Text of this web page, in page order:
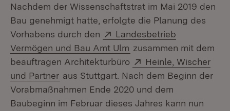
Nachdem der Wissenschaftstrat im Mai 2019 den
Bau genehmigt hatte, erfolgte die Planung des
Vorhabens durch den
Extern:
Landesbetrieb
Vermögen und Bau Amt Ulm (Öffnet in neuem
zusammen mit dem
beauftragen Architekturbüro
Extern:
Heinle, Wischer
und Partner (Öffnet in neuem Fenster)
aus Stuttgart. Nach dem Beginn der
Vorabmaßnahmen Ende 2020 und dem
Baubeginn im Februar dieses Jahres kann nun